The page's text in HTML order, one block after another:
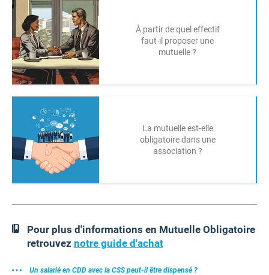
À partir de quel effectif
faut-il proposer une
mutuelle ?
La mutuelle est-elle
obligatoire dans une
association ?
Pour plus d'informations en Mutuelle Obligatoire
retrouvez notre guide d'achat
Un salarié en CDD avec la CSS peut-il être dispensé ?